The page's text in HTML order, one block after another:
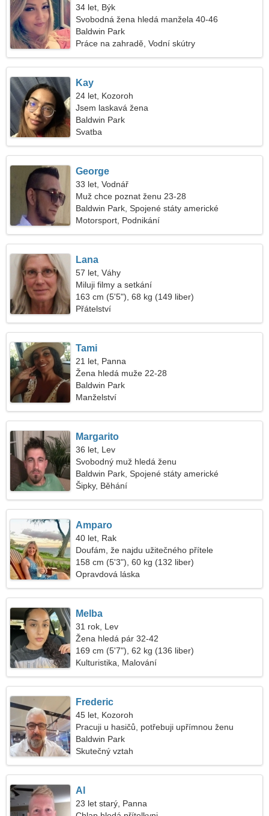
34 let, Býk
Svobodná žena hledá manžela 40-46
Baldwin Park
Práce na zahradě, Vodní skútry
Kay
24 let, Kozoroh
Jsem laskavá žena
Baldwin Park
Svatba
George
33 let, Vodnář
Muž chce poznat ženu 23-28
Baldwin Park, Spojené státy americké
Motorsport, Podnikání
Lana
57 let, Váhy
Miluji filmy a setkání
163 cm (5'5"), 68 kg (149 liber)
Přátelství
Tami
21 let, Panna
Žena hledá muže 22-28
Baldwin Park
Manželství
Margarito
36 let, Lev
Svobodný muž hledá ženu
Baldwin Park, Spojené státy americké
Šipky, Běhání
Amparo
40 let, Rak
Doufám, že najdu užitečného přítele
158 cm (5'3"), 60 kg (132 liber)
Opravdová láska
Melba
31 rok, Lev
Žena hledá pár 32-42
169 cm (5'7"), 62 kg (136 liber)
Kulturistika, Malování
Frederic
45 let, Kozoroh
Pracuji u hasičů, potřebuji upřímnou ženu
Baldwin Park
Skutečný vztah
Al
23 let starý, Panna